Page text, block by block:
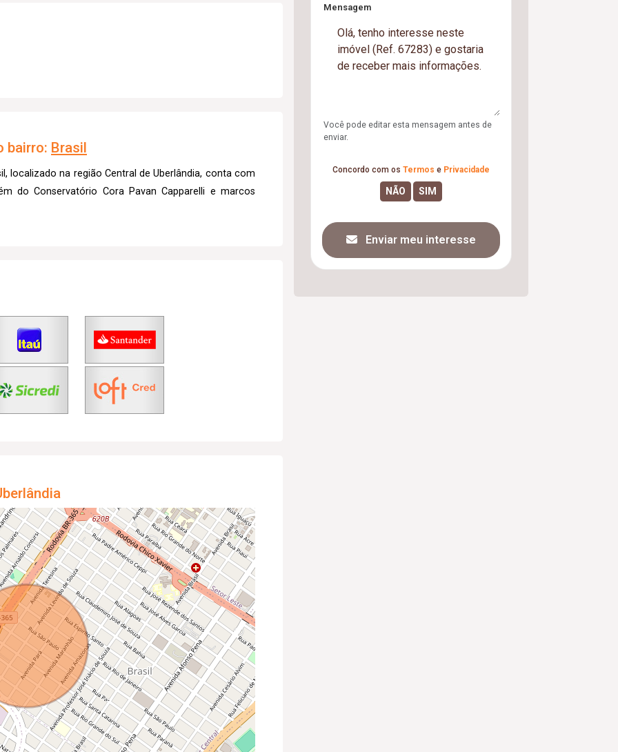
bairro: Brasil
localizado na região Central de Uberlândia, conta com
do Conservatório Cora Pavan Capparelli e marcos
Mensagem
Você pode editar esta mensagem antes de
enviar.
Concordo com os Termos e Privacidade
Enviar meu interesse